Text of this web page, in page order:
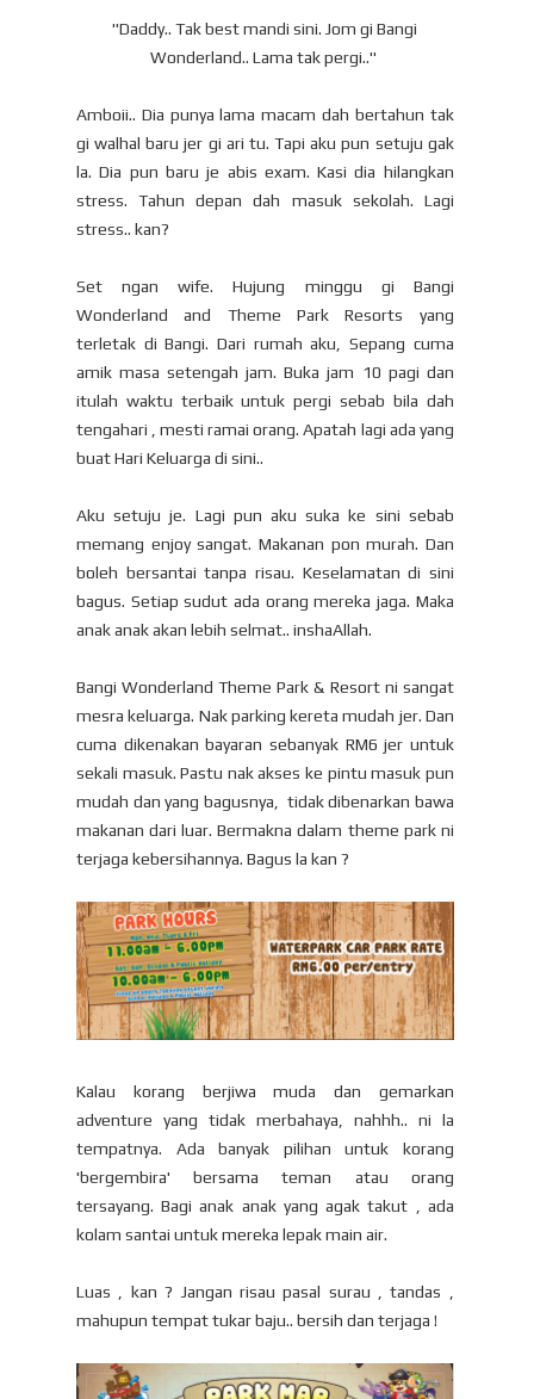
"Daddy.. Tak best mandi sini. Jom gi Bangi
Wonderland.. Lama tak pergi.."
Amboii.. Dia punya lama macam dah bertahun tak
gi walhal baru jer gi ari tu. Tapi aku pun setuju gak
la. Dia pun baru je abis exam. Kasi dia hilangkan
stress. Tahun depan dah masuk sekolah. Lagi
stress.. kan?
Set ngan wife. Hujung minggu gi Bangi
Wonderland and Theme Park Resorts yang
terletak di Bangi. Dari rumah aku, Sepang cuma
amik masa setengah jam. Buka jam 10 pagi dan
itulah waktu terbaik untuk pergi sebab bila dah
tengahari , mesti ramai orang. Apatah lagi ada yang
buat Hari Keluarga di sini..
Aku setuju je. Lagi pun aku suka ke sini sebab
memang enjoy sangat. Makanan pon murah. Dan
boleh bersantai tanpa risau. Keselamatan di sini
bagus. Setiap sudut ada orang mereka jaga. Maka
anak anak akan lebih selmat.. inshaAllah.
Bangi Wonderland Theme Park & Resort ni sangat
mesra keluarga. Nak parking kereta mudah jer. Dan
cuma dikenakan bayaran sebanyak RM6 jer untuk
sekali masuk. Pastu nak akses ke pintu masuk pun
mudah dan yang bagusnya, tidak dibenarkan bawa
makanan dari luar. Bermakna dalam theme park ni
terjaga kebersihannya. Bagus la kan ?
Kalau korang berjiwa muda dan gemarkan
adventure yang tidak merbahaya, nahhh.. ni la
tempatnya. Ada banyak pilihan untuk korang
'bergembira' bersama teman atau orang
tersayang. Bagi anak anak yang agak takut , ada
kolam santai untuk mereka lepak main air.
Luas , kan ? Jangan risau pasal surau , tandas ,
mahupun tempat tukar baju.. bersih dan terjaga !